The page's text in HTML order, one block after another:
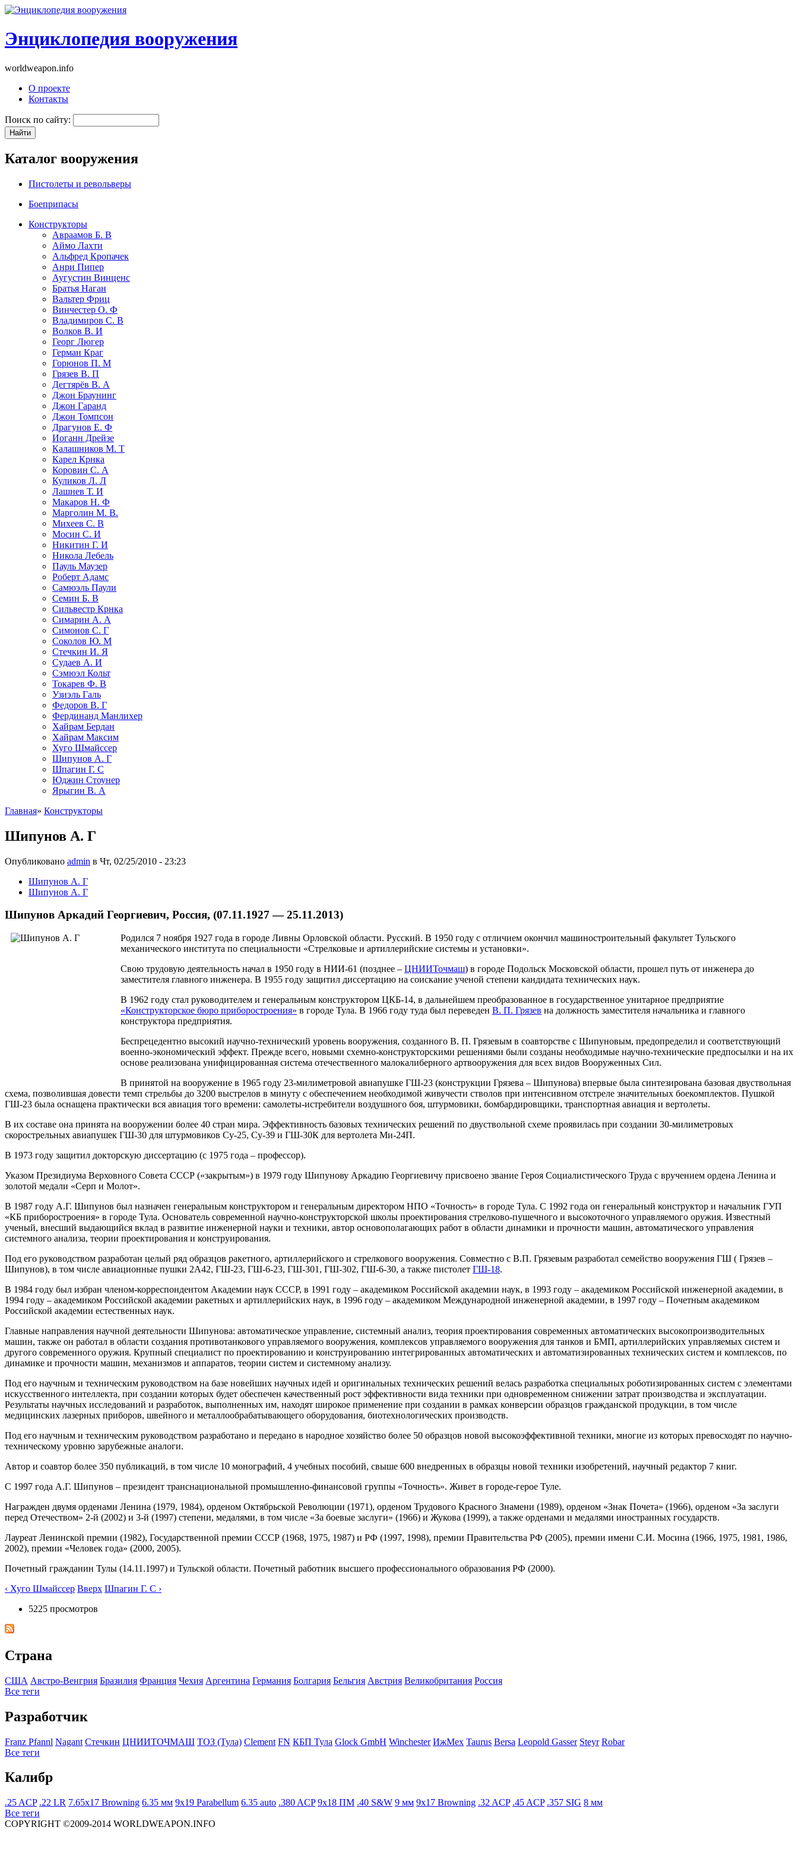
Энциклопедия вооружения
worldweapon.info
О проекте
Контакты
Поиск по сайту:
Каталог вооружения
Пистолеты и револьверы
Боеприпасы
Конструкторы
Авраамов Б. В
Аймо Лахти
Альфред Кропачек
Анри Пипер
Аугустин Винценс
Братья Наган
Вальтер Фриц
Винчестер О. Ф
Владимиров С. В
Волков В. И
Георг Люгер
Герман Краг
Горюнов П. М
Грязев В. П
Дегтярёв В. А
Джон Браунинг
Джон Гаранд
Джон Томпсон
Драгунов Е. Ф
Иоганн Дрейзе
Калашников М. Т
Карел Крнка
Коровин С. А
Куликов Л. Л
Лашнев Т. И
Макаров Н. Ф
Марголин М. В.
Михеев С. В
Мосин С. И
Никитин Г. И
Никола Лебель
Пауль Маузер
Роберт Адамс
Самюэль Паули
Семин Б. В
Сильвестр Крнка
Симарин А. А
Симонов С. Г
Соколов Ю. М
Стечкин И. Я
Судаев А. И
Сэмюэл Кольт
Токарев Ф. В
Узиэль Галь
Федоров В. Г
Фердинанд Манлихер
Хайрам Бердан
Хайрам Максим
Хуго Шмайссер
Шипунов А. Г
Шпагин Г. С
Юджин Стоунер
Ярыгин В. А
Главная» Конструкторы
Шипунов А. Г
Опубликовано admin в Чт, 02/25/2010 - 23:23
Шипунов А. Г
Шипунов А. Г
Шипунов Аркадий Георгиевич, Россия, (07.11.1927 — 25.11.2013)
Родился 7 ноября 1927 года в городе Ливны Орловской области. Русский. В 1950 году с отличием окончил машиностроительный факультет Тульского
механического института по специальности «Стрелковые и артиллерийские системы и установки».
Свою трудовую деятельность начал в 1950 году в НИИ-61 (позднее – ЦНИИТочмаш) в городе Подольск Московской области, прошел путь от инженера до
заместителя главного инженера. В 1955 году защитил диссертацию на соискание ученой степени кандидата технических наук.
В 1962 году стал руководителем и генеральным конструктором ЦКБ-14, в дальнейшем преобразованное в государственное унитарное предприятие
«Конструкторское бюро приборостроения» в городе Тула. В 1966 году туда был переведен В. П. Грязев на должность заместителя начальника и главного
конструктора предприятия.
Беспрецедентно высокий научно-технический уровень вооружения, созданного В. П. Грязевым в соавторстве с Шипуновым, предопределил и соответствующий
военно-экономический эффект. Прежде всего, новыми схемно-конструкторскими решениями были созданы необходимые научно-технические предпосылки и на их
основе реализована унифицированная система отечественного малокалиберного артвооружения для всех видов Вооруженных Сил.
В принятой на вооружение в 1965 году 23-милиметровой авиапушке ГШ-23 (конструкции Грязева – Шипунова) впервые была синтезирована базовая двуствольная
схема, позволившая довести темп стрельбы до 3200 выстрелов в минуту с обеспечением необходимой живучести стволов при интенсивном отстреле значительных боекомплектов. Пушкой
ГШ-23 была оснащена практически вся авиация того времени: самолеты-истребители воздушного боя, штурмовики, бомбардировщики, транспортная авиация и вертолеты.
В их составе она принята на вооружении более 40 стран мира. Эффективность базовых технических решений по двуствольной схеме проявилась при создании 30-милиметровых
скорострельных авиапушек ГШ-30 для штурмовиков Су-25, Су-39 и ГШ-30К для вертолета Ми-24П.
В 1973 году защитил докторскую диссертацию (с 1975 года – профессор).
Указом Президиума Верховного Совета СССР («закрытым») в 1979 году Шипунову Аркадию Георгиевичу присвоено звание Героя Социалистического Труда с вручением ордена Ленина и
золотой медали «Серп и Молот».
В 1987 году А.Г. Шипунов был назначен генеральным конструктором и генеральным директором НПО «Точность» в городе Тула. С 1992 года он генеральный конструктор и начальник ГУП
«КБ приборостроения» в городе Тула. Основатель современной научно-конструкторской школы проектирования стрелково-пушечного и высокоточного управляемого оружия. Известный
ученый, внесший выдающийся вклад в развитие инженерной науки и техники, автор основополагающих работ в области динамики и прочности машин, автоматического управления
системного анализа, теории проектирования и конструирования.
Под его руководством разработан целый ряд образцов ракетного, артиллерийского и стрелкового вооружения. Совместно с В.П. Грязевым разработал семейство вооружения ГШ ( Грязев –
Шипунов), в том числе авиационные пушки 2А42, ГШ-23, ГШ-6-23, ГШ-301, ГШ-302, ГШ-6-30, а также пистолет ГШ-18.
В 1984 году был избран членом-корреспондентом Академии наук СССР, в 1991 году – академиком Российской академии наук, в 1993 году – академиком Российской инженерной академии, в
1994 году – академиком Российской академии ракетных и артиллерийских наук, в 1996 году – академиком Международной инженерной академии, в 1997 году – Почетным академиком
Российской академии естественных наук.
Главные направления научной деятельности Шипунова: автоматическое управление, системный анализ, теория проектирования современных автоматических высокопроизводительных
машин, также он работал в области создания противотанкового управляемого вооружения, комплексов управляемого вооружения для танков и БМП, артиллерийских управляемых систем и
другого современного оружия. Крупный специалист по проектированию и конструированию интегрированных автоматических и автоматизированных технических систем и комплексов, по
динамике и прочности машин, механизмов и аппаратов, теории систем и системному анализу.
Под его научным и техническим руководством на базе новейших научных идей и оригинальных технических решений велась разработка специальных роботизированных систем с элементами
искусственного интеллекта, при создании которых будет обеспечен качественный рост эффективности вида техники при одновременном снижении затрат производства и эксплуатации.
Результаты научных исследований и разработок, выполненных им, находят широкое применение при создании в рамках конверсии образцов гражданской продукции, в том числе
медицинских лазерных приборов, швейного и металлообрабатывающего оборудования, биотехнологических производств.
Под его научным и техническим руководством разработано и передано в народное хозяйство более 50 образцов новой высокоэффективной техники, многие из которых превосходят по научно-
техническому уровню зарубежные аналоги.
Автор и соавтор более 350 публикаций, в том числе 10 монографий, 4 учебных пособий, свыше 600 внедренных в образцы новой техники изобретений, научный редактор 7 книг.
С 1997 года А.Г. Шипунов – президент транснациональной промышленно-финансовой группы «Точность». Живет в городе-герое Туле.
Награжден двумя орденами Ленина (1979, 1984), орденом Октябрьской Революции (1971), орденом Трудового Красного Знамени (1989), орденом «Знак Почета» (1966), орденом «За заслуги
перед Отечеством» 2-й (2002) и 3-й (1997) степени, медалями, в том числе «За боевые заслуги» (1966) и Жукова (1999), а также орденами и медалями иностранных государств.
Лауреат Ленинской премии (1982), Государственной премии СССР (1968, 1975, 1987) и РФ (1997, 1998), премии Правительства РФ (2005), премии имени С.И. Мосина (1966, 1975, 1981, 1986,
2002), премии «Человек года» (2000, 2005).
Почетный гражданин Тулы (14.11.1997) и Тульской области. Почетный работник высшего профессионального образования РФ (2000).
‹ Хуго Шмайссер Вверх Шпагин Г. С ›
5225 просмотров
Страна
США Австро-Венгрия Бразилия Франция Чехия Аргентина Германия Болгария Бельгия Австрия Великобритания Росcия
Все теги
Разработчик
Franz Pfannl Nagant Стечкин ЦНИИТОЧМАШ ТОЗ (Тула) Clement FN КБП Тула Glock GmbH Winchester ИжМех Taurus Bersa Leopold Gasser Steyr Robar
Все теги
Калибр
.25 ACP .22 LR 7.65x17 Browning 6.35 мм 9x19 Parabellum 6.35 auto .380 ACP 9x18 ПМ .40 S&W 9 мм 9x17 Browning .32 ACP .45 ACP .357 SIG 8 мм
Все теги
COPYRIGHT ©2009-2014 WORLDWEAPON.INFO